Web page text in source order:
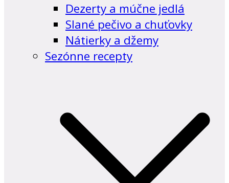
Dezerty a múčne jedlá
Slané pečivo a chuťovky
Nátierky a džemy
Sezónne recepty